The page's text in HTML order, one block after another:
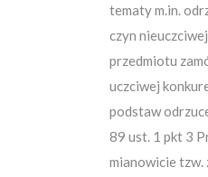
tematy m.in.
czyn
przedmiotu
uczciwej
podstaw
89 ust. 1 pkt 3
mianowicie